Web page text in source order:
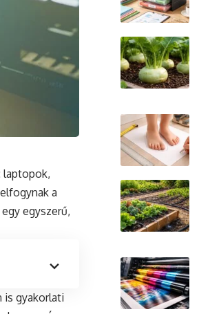
laptopok,
a
egyszerű,
is gyakorlati